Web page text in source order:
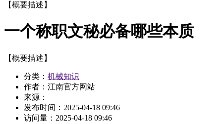
【概要描述】
一个称职文秘必备哪些本质
【概要描述】
分类： 机械知识
作者：江南官方网站
来源：
发布时间： 2025-04-18 09:46
访问量： 2025-04-18 09:46